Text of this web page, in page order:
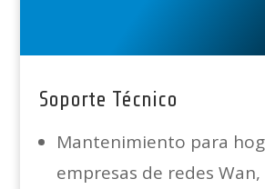
Soporte Técnico
Mantenimiento para
empresas de redes Wan,